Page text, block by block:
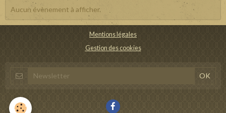
Aucun évènement à afficher.
Mentions légales
Gestion des cookies